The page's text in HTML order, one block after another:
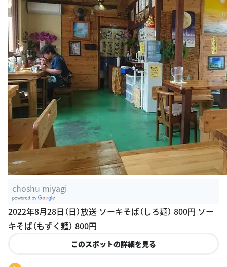
choshu miyagi
oogle Plac
es
2022年8月28日（日）放送 ソーキそば（しろ麺） 800円 ソー
キそば（もずく麺） 800円
このスポットの詳細を見る